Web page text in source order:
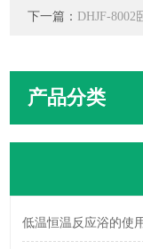
下一篇： DHJF-8002
产品分类
低温恒温反应浴的使